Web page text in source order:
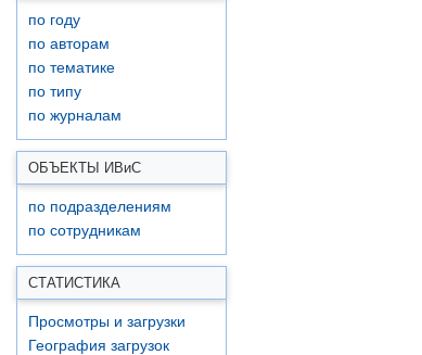
по году
по авторам
по тематике
по типу
по журналам
ОБЪЕКТЫ ИВиС
по подразделениям
по сотрудникам
СТАТИСТИКА
Просмотры и загрузки
География загрузок